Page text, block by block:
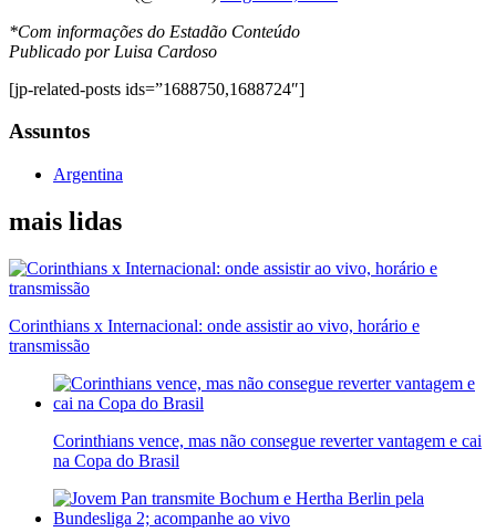
*Com informações do Estadão Conteúdo
Publicado por Luisa Cardoso
[jp-related-posts ids=”1688750,1688724″]
Assuntos
Argentina
mais lidas
Corinthians x Internacional: onde assistir ao vivo, horário e
transmissão
Corinthians vence, mas não consegue reverter vantagem e cai
na Copa do Brasil